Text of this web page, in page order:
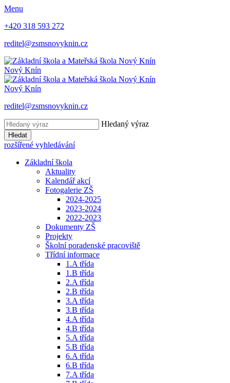
Menu
+420 318 593 272
reditel@zsmsnovyknin.cz
Nový Knín
Nový Knín
reditel@zsmsnovyknin.cz
Hledaný výraz
Hledat
rozšířené vyhledávání
Základní škola
Aktuality
Kalendář akcí
Fotogalerie ZŠ
2024-2025
2023-2024
2022-2023
Dokumenty ZŠ
Projekty
Školní poradenské pracoviště
Třídní informace
1.A třída
1.B třída
2.A třída
2.B třída
3.A třída
3.B třída
4.A třída
4.B třída
5.A třída
5.B třída
6.A třída
6.B třída
7.A třída